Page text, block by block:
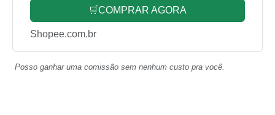
🛒COMPRAR AGORA
Shopee.com.br
Posso ganhar uma comissão sem nenhum custo pra você.